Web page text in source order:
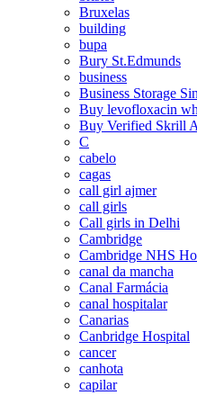
Bruxelas
building
bupa
Bury St.Edmunds
business
Business Storage
Buy levofloxacin
Buy Verified Skrill
C
cabelo
cagas
call girl ajmer
call girls
Call girls in Delhi
Cambridge
Cambridge NHS
canal da mancha
Canal Farmácia
canal hospitalar
Canarias
Canbridge Hospital
cancer
canhota
capilar